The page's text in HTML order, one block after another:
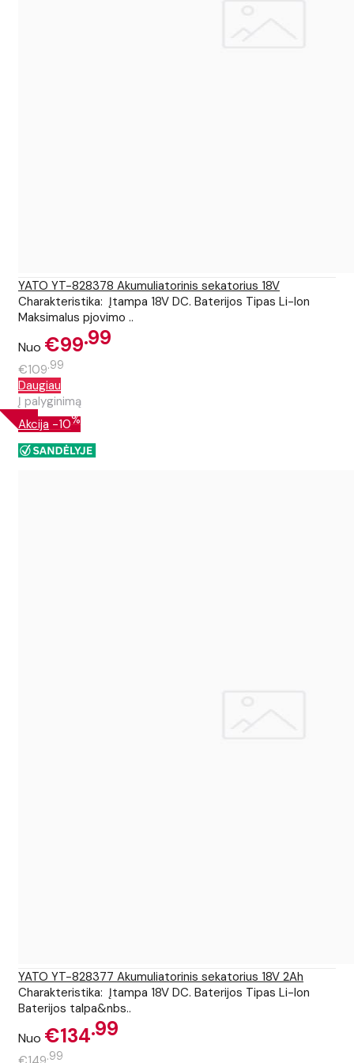
YATO YT-828378 Akumuliatorinis sekatorius 18V
Charakteristika: Įtampa 18V DC. Baterijos Tipas Li-Ion
Maksimalus pjovimo ..
Nuo €99 99
€109 99
Daugiau
Į palyginimą
Akcija -10%
YATO YT-828377 Akumuliatorinis sekatorius 18V 2Ah
Charakteristika: Įtampa 18V DC. Baterijos Tipas Li-Ion
Baterijos talpa&nbs..
Nuo €134 99
99